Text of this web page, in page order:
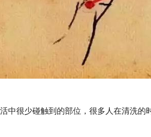
中很少碰触到的部位，很多人在清洗